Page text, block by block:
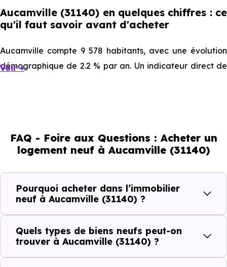
Aucamville (31140) en quelques chiffres : ce
qu'il faut savoir avant d'acheter
Aucamville compte 9 578 habitants, avec une évolution
démographique de 2.2 % par an. Un indicateur direct de
qui renseigne directement sur la demande locative locale
et les typologies de biens les plus recherchées.
commerces, 71 professions médicales et 5 établissements
scolaires. Des équipements du quotidien qui constituent
autant d'arguments concrets pour habiter ou investir
dans la commune.
Voir +
FAQ - Foire aux Questions : Acheter un
logement neuf à Aucamville (31140)
Pourquoi acheter dans l’immobilier
neuf à Aucamville (31140) ?
Quels types de biens neufs peut-on
trouver à Aucamville (31140) ?